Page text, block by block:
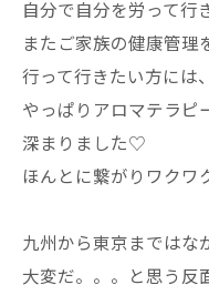
自分で自分を労って行
またご家族の健康管理
行って行きたい方には、
やっぱりアロマテラピ
深まりました♡
ほんとに繋がりワクワ
九州から東京まではな
大変だ。。。と思う反